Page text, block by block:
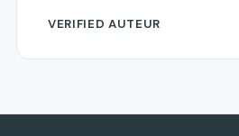
VERIFIED AUTEUR